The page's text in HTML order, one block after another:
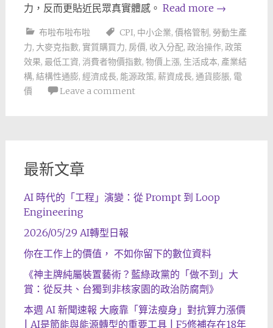
力，反而更貼近民眾真實體感。 Read more →
布啦布啦布啦 CPI, 中小企業, 價格管制 , 勞動生產
力, 大麥克指數, 實質購買力, 房價, 收入分配, 政治操作, 政策
效果, 最低工資, 消費者物價指數, 物價上漲, 生活成本, 產業結
構, 結構性通膨, 經濟成長, 能源政策, 薪資成長, 通貨膨脹, 電
價
Leave a comment
最新文章
AI 時代的「工程」演變：從 Prompt 到 Loop
Engineering
2026/05/29 AI轉型日報
你在工作上的價值， 不如你留下的數位資料
《神主牌純屬裝置藝術？藍綠政黨的「做不到」大
賞：從反共、台獨到非核家園的政治防腐劑》
本週 AI 新聞速報 大廠靠「算法瘦身」對抗算力漲價
| AI是節能與能源轉型的重要工具 | F5修補存在18年